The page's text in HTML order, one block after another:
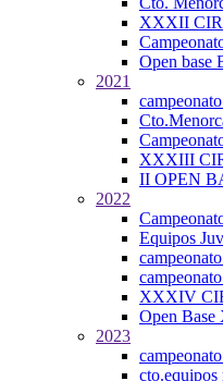
XXXII
Open base
2021
XXXIII
II OPEN
2022
Equipos
XXXIV
Open Base
2023
cto.equipos